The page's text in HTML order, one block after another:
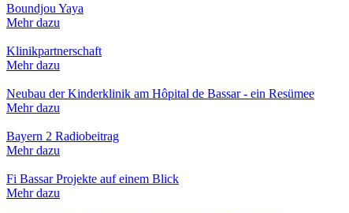
Boundjou Yaya
Mehr dazu
Klinikpartnerschaft
Mehr dazu
Neubau der Kinderklinik am Hôpital de Bassar - ein Resümee
Mehr dazu
Bayern 2 Radiobeitrag
Mehr dazu
Fi Bassar Projekte auf einem Blick
Mehr dazu